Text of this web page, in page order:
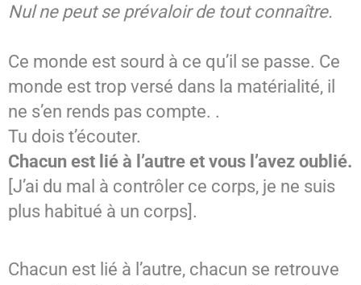
Nul ne peut se prévaloir de tout connaître.
Ce monde est sourd à ce qu’il se passe. Ce
monde est trop versé dans la matérialité, il
ne s’en rends pas compte. .
Tu dois t’écouter.
Chacun est lié à l’autre et vous l’avez oublié.
[J’ai du mal à contrôler ce corps, je ne suis
plus habitué à un corps].
Chacun est lié à l’autre, chacun se retrouve